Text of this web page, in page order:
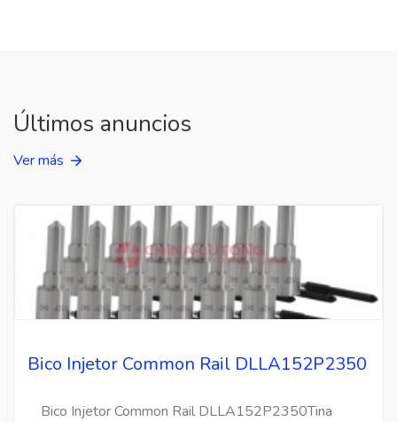
Últimos anuncios
Ver más
Bico Injetor Common Rail DLLA152P2350
Bico Injetor Common Rail DLLA152P2350Tina